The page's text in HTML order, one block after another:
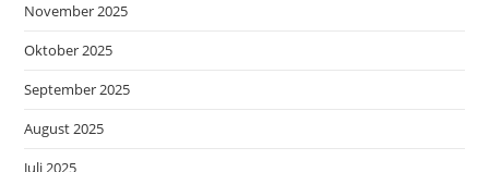
November 2025
Oktober 2025
September 2025
August 2025
Juli 2025